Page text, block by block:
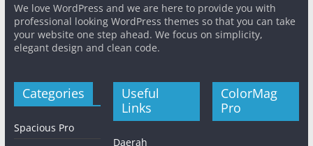
We love WordPress and we are here to provide you with
professional looking WordPress themes so that you can take
your website one step ahead. We focus on simplicity,
elegant design and clean code.
Categories
Spacious Pro
Useful
Links
Daerah
ColorMag
Pro